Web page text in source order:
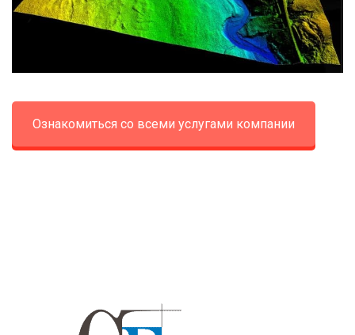
Ознакомиться со всеми услугами компании